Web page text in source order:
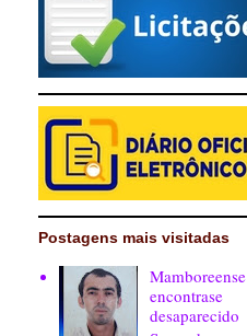
Postagens mais visitadas
Mamboreense
encontrase
desaparecido